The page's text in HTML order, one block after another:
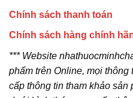
Chính sách thanh toán
Chính sách hàng chính
*** Website
phẩm trên Online, mọi
cấp thông tin tham khảo sản